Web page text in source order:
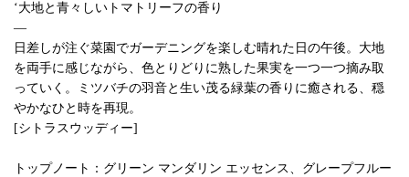
‘大地と青々しいトマトリーフの香り
―
日差しが注ぐ菜園でガーデニングを楽しむ晴れた日の午後。大地
を両手に感じながら、色とりどりに熟した果実を一つ一つ摘み取
っていく。ミツバチの羽音と生い茂る緑葉の香りに癒される、穏
やかなひと時を再現。
[シトラスウッディー]
トップノート：グリーン マンダリン エッセンス、グレープフルー